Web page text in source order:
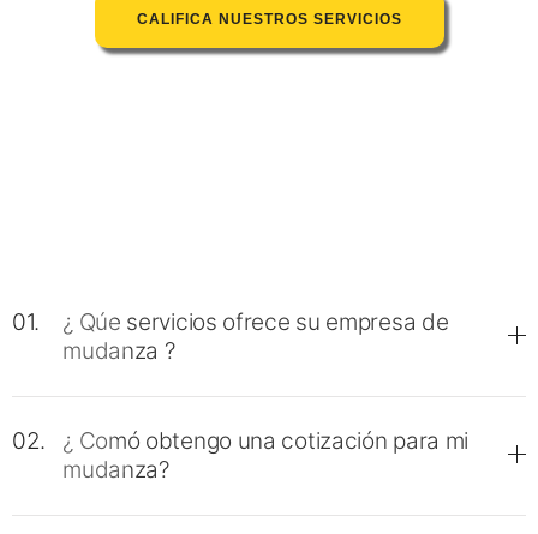
CALIFICA NUESTROS SERVICIOS
01.
¿ Qúe servicios ofrece su empresa de
mudanza ?
02.
¿ Comó obtengo una cotización para mi
mudanza?